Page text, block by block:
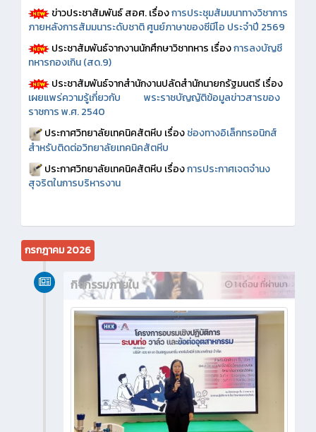
ข่าวประชาสัมพันธ์ สอศ.เรื่องการประชุมสัมมนาทางวิชาการ
ภายหลังการสัมมนาระดับชาติ ศูนย์ภาษาของซีมีโอ ประจำปี 2569
ประชาสัมพันธ์จากงานนักศึกษาวิชาทหาร เรื่องการลงบัญชี
ทหารกองเกิน (สด.9)
ประชาสัมพันธ์จากสำนักงานปลัดสำนักนายกรัฐมนตรี เรื่อง
เผยแพร่ความรู้เกี่ยวกับ พระราชบัญญัติข้อมูลข่าวสารของ
ราชการ พ.ศ. 2540
ประกาศวิทยาลัยเทคนิคสัตหีบ เรื่องช่องทางอิเล็กทรอนิกส์
สำหรับติดต่อวิทยาลัยเทคนิคสัตหีบ
ประกาศวิทยาลัยเทคนิคสัตหีบ เรื่องการประกาศเจตจำนง
สุจริตในการบริหารงาน
กรกฎาคม 2026
1 เดือน ที่ผ่านมา
กิจกรรมภายใน